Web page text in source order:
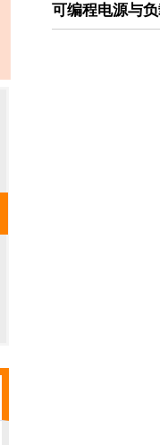
可编程电源与